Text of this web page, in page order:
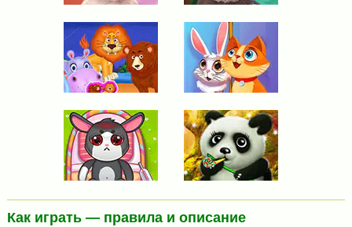
Как играть — правила и описание